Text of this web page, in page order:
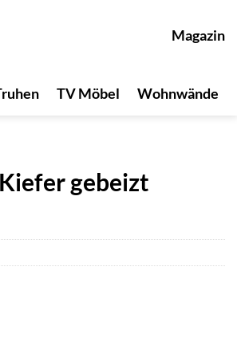
Magazin
TV Möbel Wohnwände
gebeizt